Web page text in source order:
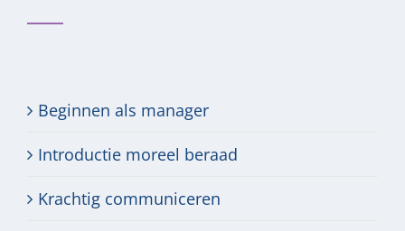
Beginnen als manager
Introductie moreel beraad
Krachtig communiceren